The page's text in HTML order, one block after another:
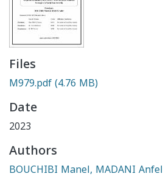
Files
M979.pdf(4.76 MB)
Date
2023
Authors
BOUCHIBI Manel, MADANI Anfel